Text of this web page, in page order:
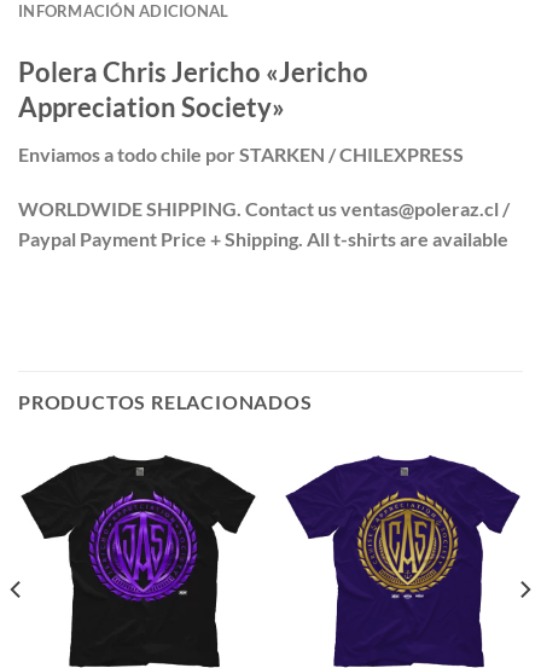
INFORMACIÓN ADICIONAL
Polera Chris Jericho «Jericho
Appreciation Society»
Enviamos a todo chile por STARKEN / CHILEXPRESS
WORLDWIDE SHIPPING. Contact us ventas@poleraz.cl /
Paypal Payment Price + Shipping. All t-shirts are available
PRODUCTOS RELACIONADOS